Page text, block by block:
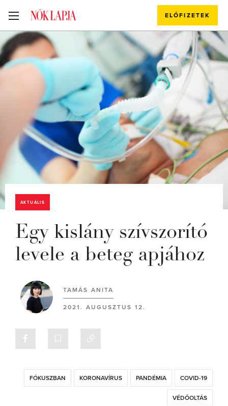
ELŐFIZETEK
AKTUÁLIS
Egy kislány szívszorító
levele a beteg apjához
TAMÁS ANITA
2021. AUGUSZTUS 12.
FÓKUSZBAN KORONAVÍRUS PANDÉMIA COVID-19
VÉDŐOLTÁS